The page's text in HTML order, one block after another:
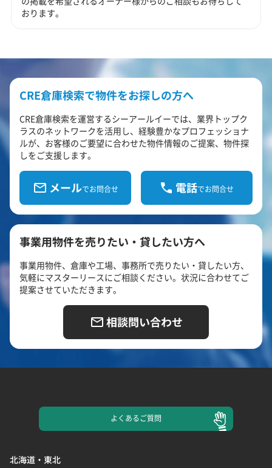
おります。
CRE倉庫検索で物件をお探しの方へ
CRE倉庫検索を運営するシーアールイーでは、業界トップク
ラスのネットワークを活用し、経験豊かなプロフェッショナ
ルが、お客様のご要望に合わせた物件情報のご提案、物件探
しをご支援します。
メールでお問合せ 電話でお問合せ
事業用物件を売りたい・貸したい方へ
事業用物件、倉庫や工場、事務所で売りたい・貸したい方、
気軽にマスターリースにご相談ください。状況に合わせてご
提案させていただきます。
相談問い合わせ
よくあるご質問
北海道・東北